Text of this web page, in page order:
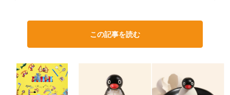
この記事を読む